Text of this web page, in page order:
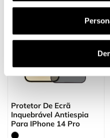
Protetor De Ecrã
Inquebrável Antiespia
Para IPhone 14 Pro